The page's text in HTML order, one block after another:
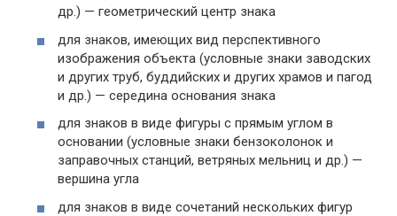
др.) — геометрический центр знака
для знаков, имеющих вид перспективного
изображения объекта (условные знаки заводских
и других труб, буддийских и других храмов и пагод
и др.) — середина основания знака
для знаков в виде фигуры с прямым углом в
основании (условные знаки бензоколонок и
заправочных станций, ветряных мельниц и др.) —
вершина угла
для знаков в виде сочетаний нескольких фигур